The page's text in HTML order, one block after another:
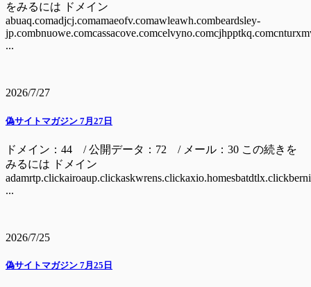
をみるには ドメイン
abuaq.comadjcj.comamaeofv.comawleawh.combeardsley-
...
2026/7/27
偽サイトマガジン 7月27日
ドメイン：44 / 公開データ：72 / メール：30 この続きを
みるには ドメイン
...
2026/7/25
偽サイトマガジン 7月25日